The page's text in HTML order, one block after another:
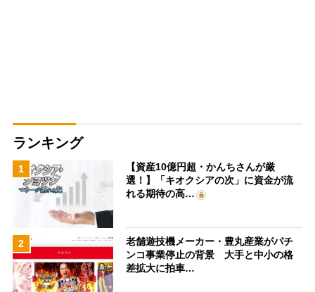
ランキング
1
【資産10億円超・かんちさんが厳
選！】「キオクシアの次」に資金が流
れる期待の高…
2
老舗遊技機メーカー・豊丸産業がパチ
ンコ事業停止の背景 大手と中小の格
差拡大に拍車…